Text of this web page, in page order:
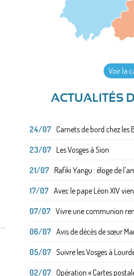
Voir la
ACTUALITÉS
24/07 Carnets de bord chez les
23/07 Les Vosges à Sion
21/07 Rafiki Yangu : éloge de
17/07 Avec le pape Léon XIV
07/07 Vivre une communion
06/07 Avis de décès de sœur
05/07 Suivre les Vosges à
02/07 Opération « Cartes